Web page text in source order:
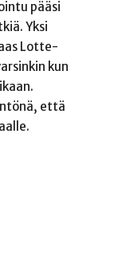
pääsi
Yksi
Lotte-
kun
että